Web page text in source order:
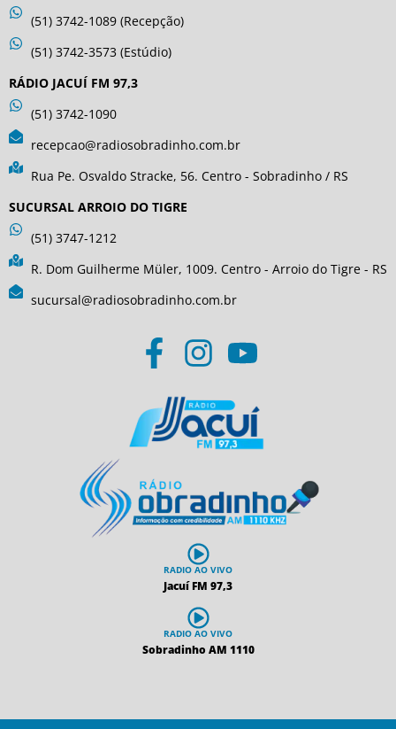
(51) 3742-1089 (Recepção)
(51) 3742-3573 (Estúdio)
RÁDIO JACUÍ FM 97,3
(51) 3742-1090
recepcao@radiosobradinho.com.br
Rua Pe. Osvaldo Stracke, 56. Centro - Sobradinho / RS
SUCURSAL ARROIO DO TIGRE
(51) 3747-1212
R. Dom Guilherme Müler, 1009. Centro - Arroio do Tigre - RS
sucursal@radiosobradinho.com.br
RADIO AO VIVO
Jacuí FM 97,3
RADIO AO VIVO
Sobradinho AM 1110